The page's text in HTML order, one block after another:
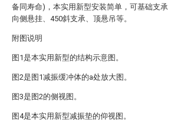
备同寿命)，本实用新型安装简单，可基础支承
向侧悬挂、450斜支承、顶悬吊等。
附图说明
图1是本实用新型的结构示意图。
图2是图1减振缓冲体的a处放大图。
图3是图2的侧视图。
图4是本实用新型减振垫的仰视图。